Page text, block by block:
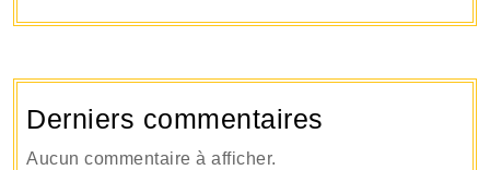
Derniers commentaires
Aucun commentaire à afficher.